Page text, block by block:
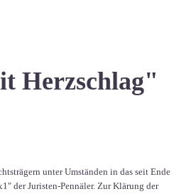
Herzschlag"
unter Umständen in das seit Ende
der Juristen-Pennäler. Zur Klärung der